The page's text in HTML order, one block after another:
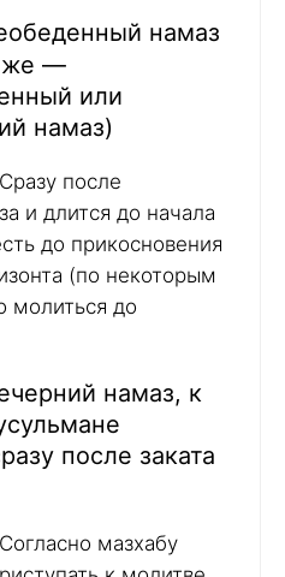
намаз
же —
или
намаз)
после
и длится до начала
до прикосновения
(по некоторым
молиться до
намаз, к
после заката
мазхабу